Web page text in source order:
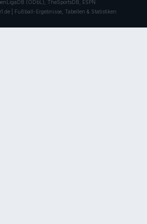
(ODbL), TheSportsDB, ESPN
| Fußball-Ergebnisse, Tabellen & Statistiken